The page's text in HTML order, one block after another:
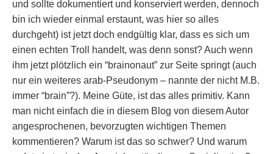
und sollte dokumentiert und konserviert werden, dennoch
bin ich wieder einmal erstaunt, was hier so alles
durchgeht) ist jetzt doch endgültig klar, dass es sich um
einen echten Troll handelt, was denn sonst? Auch wenn
ihm jetzt plötzlich ein “brainonaut” zur Seite springt (auch
nur ein weiteres arab-Pseudonym – nannte der nicht M.B.
immer “brain”?). Meine Güte, ist das alles primitiv. Kann
man nicht einfach die in diesem Blog von diesem Autor
angesprochenen, bevorzugten wichtigen Themen
kommentieren? Warum ist das so schwer? Und warum